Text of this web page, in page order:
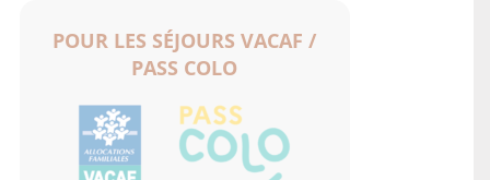
POUR LES SÉJOURS VACAF /
PASS COLO